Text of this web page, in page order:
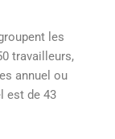
les
travailleurs,
annuel ou
est de 43